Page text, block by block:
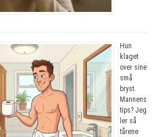
Hun
klaget
over sine
små
bryst.
Mannens
tips? Jeg
ler så
tårene